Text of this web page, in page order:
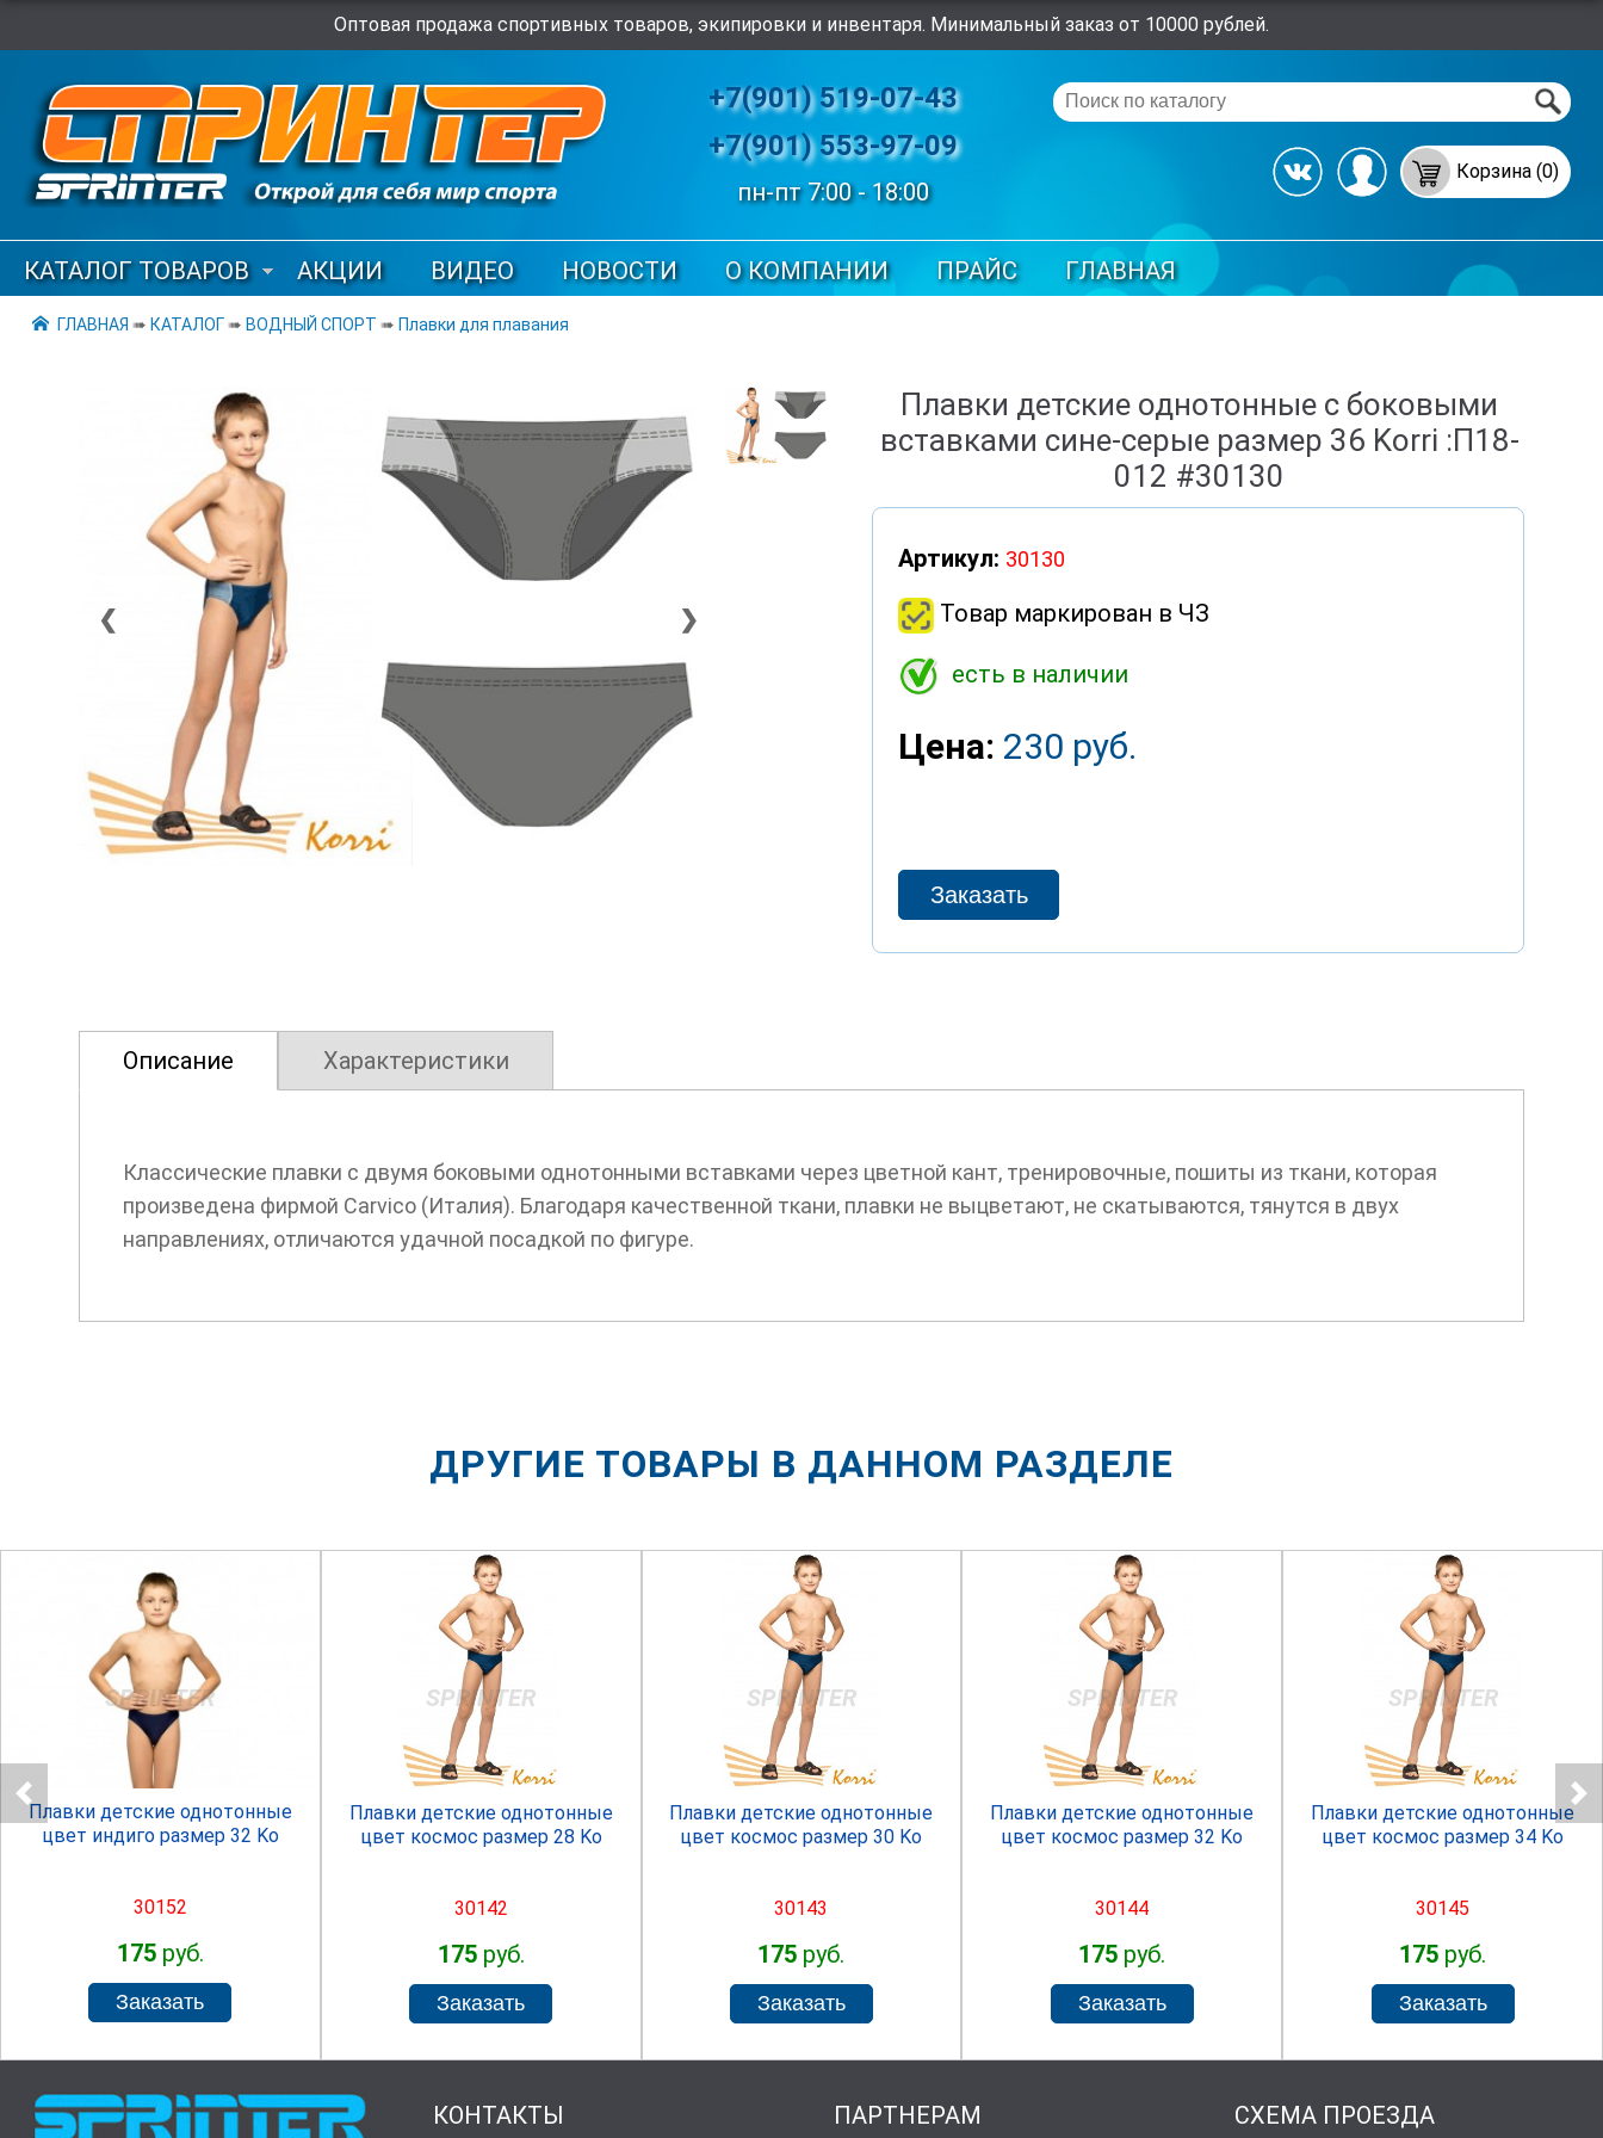
Оптовая продажа спортивных товаров, экипировки и инвентаря. Минимальный заказ от 10000 рублей.
+7(901) 519-07-43
+7(901) 553-97-09
пн-пт 7:00 - 18:00
Корзина (0)
КАТАЛОГ ТОВАРОВ АКЦИИ ВИДЕО НОВОСТИ О КОМПАНИИ ПРАЙС ГЛАВНАЯ
ГЛАВНАЯ ➠ КАТАЛОГ➠ ВОДНЫЙ СПОРТ ➠ Плавки для плавания
❮ ❯
Плавки детские однотонные с боковыми
вставками сине-серые размер 36 Korri :П18-
012 #30130
Артикул: 30130
Товар маркирован в ЧЗ
есть в наличии
Цена: 230 руб.
Описание Характеристики
Классические плавки с двумя боковыми однотонными вставками через цветной кант, тренировочные, пошиты из ткани, которая
произведена фирмой Carvico (Италия). Благодаря качественной ткани, плавки не выцветают, не скатываются, тянутся в двух
направлениях, отличаются удачной посадкой по фигуре.
ДРУГИЕ ТОВАРЫ В ДАННОМ РАЗДЕЛЕ
SPRINTER
Плавки детские однотонные
цвет индиго размер 32 Ko
30152
175руб.
SPRINTER
Плавки детские однотонные
цвет космос размер 28 Ko
30142
175руб.
SPRINTER
Плавки детские однотонные
цвет космос размер 30 Ko
30143
175 руб.
SPRINTER
Плавки детские однотонные
цвет космос размер 32 Ko
30144
175 руб.
SPRINTER
Плавки детские однотонные
цвет космос размер 34 Ko
30145
175 руб.
КОНТАКТЫ ПАРТНЕРАМ СХЕМА ПРОЕЗДА